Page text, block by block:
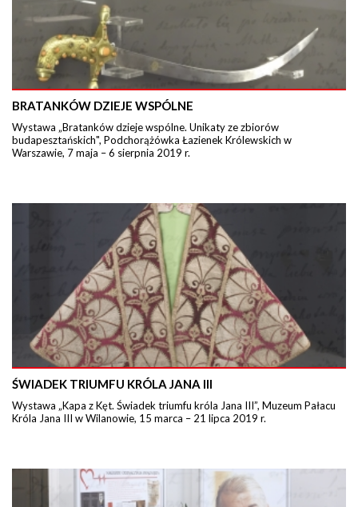
BRATANKÓW DZIEJE WSPÓLNE
Wystawa „Bratanków dzieje wspólne. Unikaty ze zbiorów
budapesztańskich", Podchorążówka Łazienek Królewskich w
Warszawie, 7 maja – 6 sierpnia 2019 r.
ŚWIADEK TRIUMFU KRÓLA JANA III
Wystawa „Kapa z Kęt. Świadek triumfu króla Jana III”, Muzeum Pałacu
Króla Jana III w Wilanowie, 15 marca – 21 lipca 2019 r.